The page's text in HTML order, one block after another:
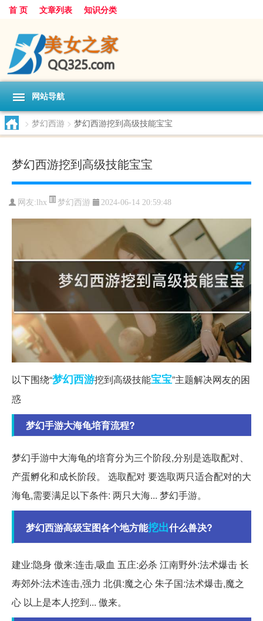
首 页 文章列表 知识分类
网站导航
> 梦幻西游 > 梦幻西游挖到高级技能宝宝
梦幻西游挖到高级技能宝宝
网友:lhx 梦幻西游 2024-06-14 20:59:48
以下围绕“梦幻西游挖到高级技能宝宝”主题解决网友的困
惑
梦幻手游大海龟培育流程?
梦幻手游中大海龟的培育分为三个阶段,分别是选取配对、
产蛋孵化和成长阶段。 选取配对 要选取两只适合配对的大
海龟,需要满足以下条件: 两只大海... 梦幻手游。
梦幻西游高级宝图各个地方能挖出什么兽决?
建业:隐身 傲来:连击,吸血 五庄:必杀 江南野外:法术爆击 长
寿郊外:法术连击,强力 北俱:魔之心 朱子国:法术爆击,魔之
心 以上是本人挖到... 傲来。